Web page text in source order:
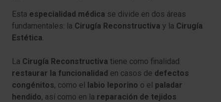
Esta especialidad médica se divide en dos áreas
fundamentales: la Cirugía Reconstructiva y la Cirugía
Estética.
La Cirugía Reconstructiva tiene como finalidad
restaurar la funcionalidad en casos de defectos
congénitos, como el labio leporino o el paladar
hendido, así como en la reparación de tejidos